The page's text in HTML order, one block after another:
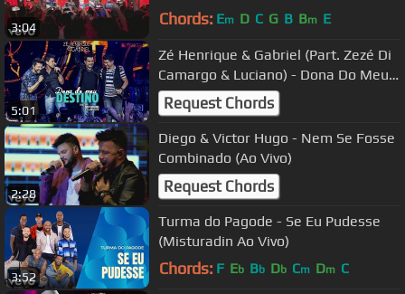
3:04
Marrone
Chords: Em D C G B Bm E
5:01
Zé Henrique & Gabriel (Part. Zezé Di
Camargo & Luciano) - Dona Do Meu
Destino - DVD Histórico
Request Chords
2:28
Diego & Victor Hugo - Nem Se Fosse
Combinado (Ao Vivo)
Request Chords
3:52
Turma do Pagode - Se Eu Pudesse
(Misturadin Ao Vivo)
Chords: F Eb Bb Db Cm Dm C